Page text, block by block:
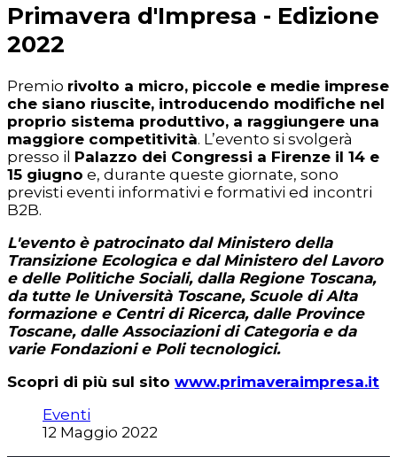
Primavera d'Impresa - Edizione
2022
Premio rivolto a micro, piccole e medie imprese
che siano riuscite, introducendo modifiche nel
proprio sistema produttivo, a raggiungere una
maggiore competitività. L’evento si svolgerà
presso il Palazzo dei Congressi a Firenze il 14 e
15 giugno e, durante queste giornate, sono
previsti eventi informativi e formativi ed incontri
B2B.
L'evento è patrocinato dal Ministero della
Transizione Ecologica e dal Ministero del Lavoro
e delle Politiche Sociali, dalla Regione Toscana,
da tutte le Università Toscane, Scuole di Alta
formazione e Centri di Ricerca, dalle Province
Toscane, dalle Associazioni di Categoria e da
varie Fondazioni e Poli tecnologici.
Scopri di più sul sito www.primaveraimpresa.it
Eventi
12 Maggio 2022